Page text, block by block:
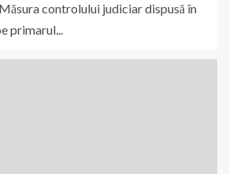
controlului judiciar dispusă în
primarul...